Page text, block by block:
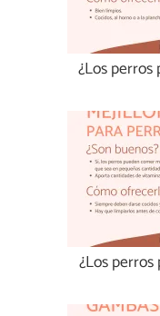
¿Los
¿Los